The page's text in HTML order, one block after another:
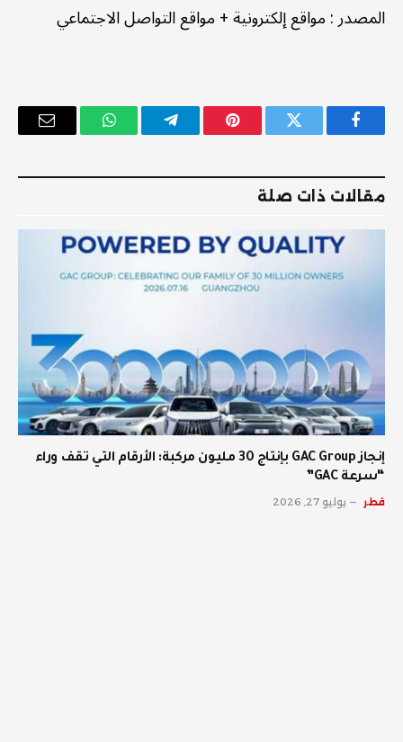
المصدر:مواقع إلكترونية+مواقع التواصل الاجتماعي
فيسبوك تويتر بينتيريستتيلقرام واتساب
البريد
مقالات ذات صلة
إنجاز GAC Group بإنتاج 30 مليون مركبة: الأرقام التي تقف وراء
“سرعة GAC”
قطر يوليو 27, 2026